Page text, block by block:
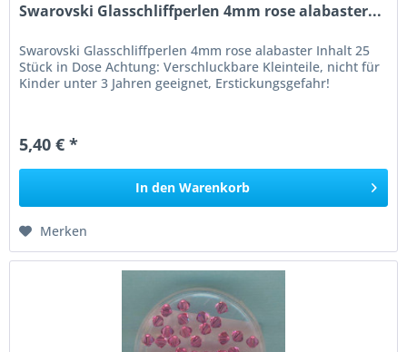
Swarovski Glasschliffperlen 4mm rose alabaster...
Swarovski Glasschliffperlen 4mm rose alabaster Inhalt 25
Stück in Dose Achtung: Verschluckbare Kleinteile, nicht für
Kinder unter 3 Jahren geeignet, Erstickungsgefahr!
5,40 € *
In den Warenkorb
Merken